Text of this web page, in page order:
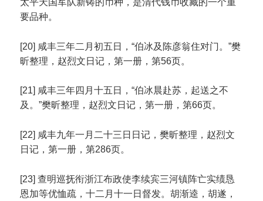
太平天国军队新铸的币种，是清代钱币收藏的一个重
要品种。
[20] 咸丰三年二月初五日，“伯冰及陈彦翁住对门。”樊
昕整理，赵烈文日记，第一册，第56页。
[21] 咸丰三年四月十五日，“伯冰晨赴苏，起送之不
及。”樊昕整理，赵烈文日记，第一册，第66页。
[22] 咸丰九年一月二十三日日记，樊昕整理，赵烈文
日记，第一册，第286页。
[23] 查明巡抚衔浙江布政使李续宾三河镇阵亡实绩恳
恩加等优恤疏，十二月十一日督发。胡渐逵，胡遂，